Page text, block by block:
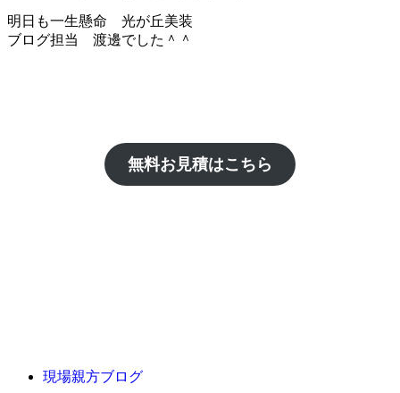
明日も一生懸命 光が丘美装
ブログ担当 渡邊でした＾＾
無料お見積はこちら
現場親方ブログ